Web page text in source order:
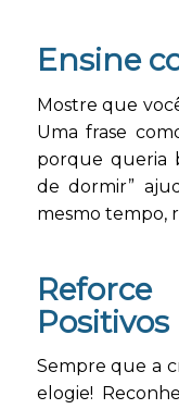
Ensine
Mostre que
Uma frase
porque queria
de dormir”
mesmo tempo,
Reforce
Positivos
Sempre que a
elogie!